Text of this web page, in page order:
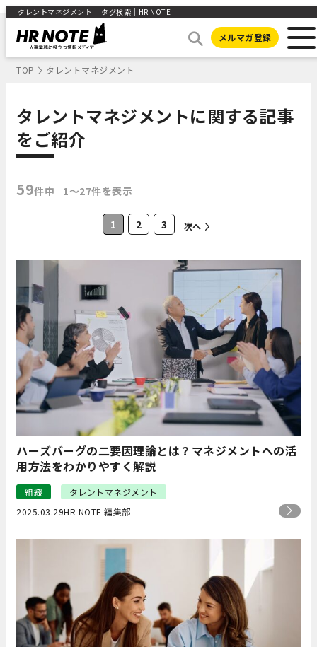
タレントマネジメント ｜タグ検索｜HR NOTE
メルマガ登録
TOP タレントマネジメント
タレントマネジメントに関する記事
をご紹介
59件中 1〜27件を表示
1 2 3 次へ
ハーズバーグの二要因理論とは？マネジメントへの活
用方法をわかりやすく解説
組織
タレントマネジメント
2025.03.29HR NOTE 編集部